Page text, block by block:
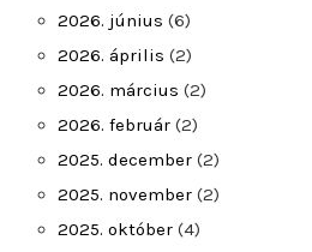
2026. június (6)
2026. április (2)
2026. március (2)
2026. február (2)
2025. december (2)
2025. november (2)
2025. október (4)